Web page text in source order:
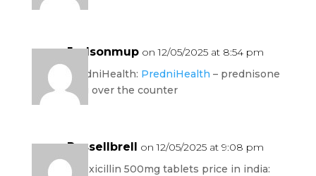
Judsonmup on 12/05/2025 at 8:54 pm
PredniHealth: PredniHealth – prednisone
5mg over the counter
Russellbrell on 12/05/2025 at 9:08 pm
amoxicillin 500mg tablets price in india: